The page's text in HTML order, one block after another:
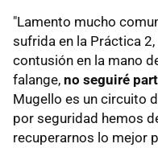
"Lamento mucho
sufrida en la Práctica
contusión en la mano
falange, no seguiré
Mugello es un circuito
por seguridad hemos
recuperarnos lo mejor